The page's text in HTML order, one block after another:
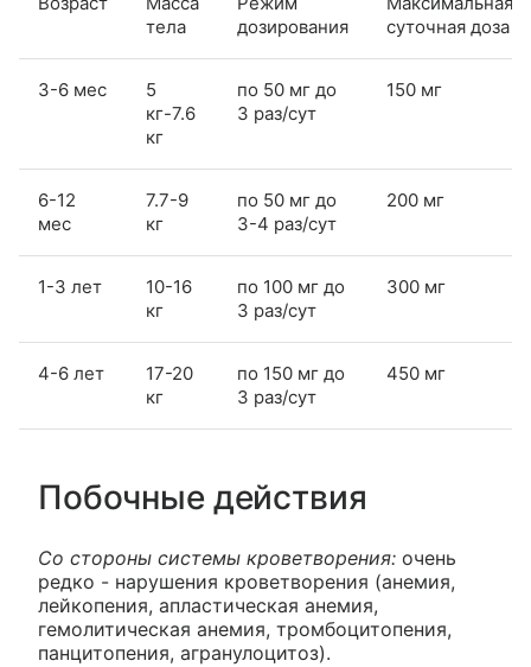
тела
дозирования
суточная доза
3-6 мес
5
кг-7.6
кг
по 50 мг до
3 раз/сут
150 мг
6-12
мес
7.7-9
кг
по 50 мг до
3-4 раз/сут
200 мг
1-3 лет
10-16
кг
по 100 мг до
3 раз/сут
300 мг
4-6 лет
17-20
кг
по 150 мг до
3 раз/сут
450 мг
Побочные действия
Со стороны системы кроветворения: очень
редко - нарушения кроветворения (анемия,
лейкопения, апластическая анемия,
гемолитическая анемия, тромбоцитопения,
панцитопения, агранулоцитоз).